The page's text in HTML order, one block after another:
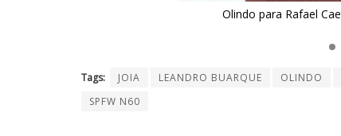
Tags: JOIA LEANDRO BUARQUE OLINDO
SPFW N60